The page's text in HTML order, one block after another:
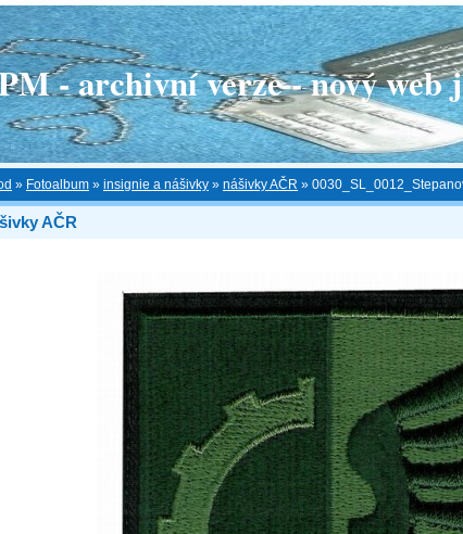
- archivní verze - nový web
» Fotoalbum » insignie a nášivky » nášivky AČR »
AČR